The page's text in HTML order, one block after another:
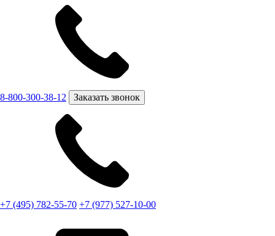
8-800-300-38-12 Заказать звонок
+7 (495) 782-55-70 +7 (977) 527-10-00